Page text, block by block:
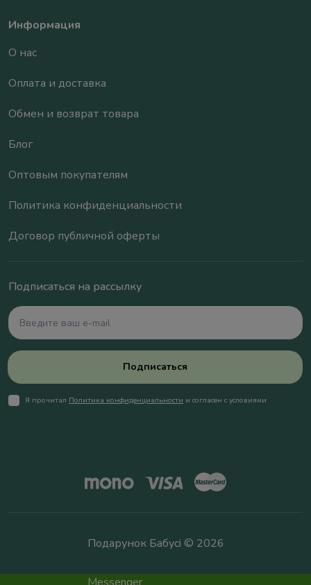
Информация
О нас
Оплата и доставка
Обмен и возврат товара
Блог
Оптовым покупателям
Политика конфиденциальности
Договор публичной оферты
Подписаться на рассылку
Подписаться
Я прочитал Политика конфиденциальности и согласен с условиями
Подарунок Бабусі © 2026